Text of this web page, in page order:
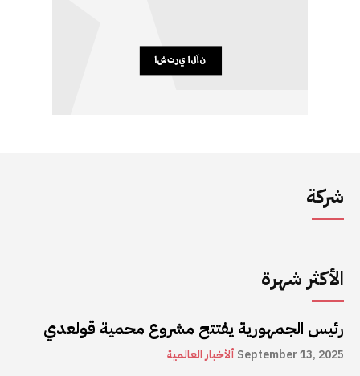
شركة
الأكثر شهرة
رئيس الجمهورية يفتتح مشروع محمية قولعدي
ألأخبار العالمية September 13, 2025